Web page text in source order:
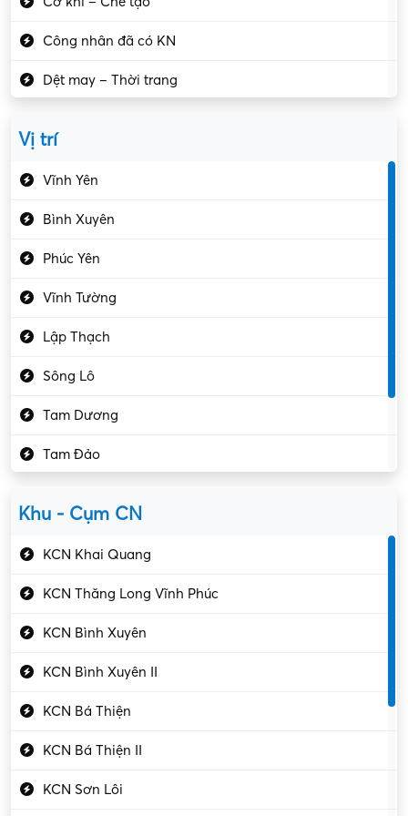
Công nhân đã có KN
Dệt may – Thời trang
Kiểm soát chất lượng
Kỹ sư cơ khí
Kỹ sư điện
Kỹ thuật cao
Kỹ thuật mạng – IT
Làm bán thời gian
Lao động phổ thông
Lập trình – Phát triển
Luật – Công chứng
Vị trí
Vĩnh Yên
Bình Xuyên
Phúc Yên
Vĩnh Tường
Lập Thạch
Sông Lô
Tam Dương
Tam Đảo
Khu - Cụm CN
KCN Khai Quang
KCN Thăng Long Vĩnh Phúc
KCN Bình Xuyên
KCN Bình Xuyên II
KCN Bá Thiện
KCN Bá Thiện II
KCN Sơn Lôi